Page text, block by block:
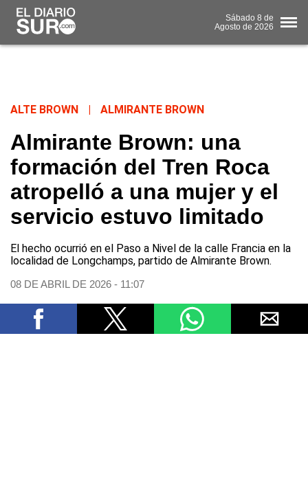
Sábado 8 de
Agosto de 2026
ALTE BROWN ALMIRANTE BROWN
Almirante Brown: una
formación del Tren Roca
atropelló a una mujer y el
servicio estuvo limitado
El hecho ocurrió en el Paso a Nivel de la calle Francia en la
localidad de Longchamps, partido de Almirante Brown.
08 DE ABRIL DE 2026 - 11:07